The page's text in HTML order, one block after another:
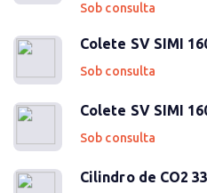
Sob consulta
Colete SV SIMI
Sob consulta
Colete SV SIMI
Sob consulta
Cilindro de CO2